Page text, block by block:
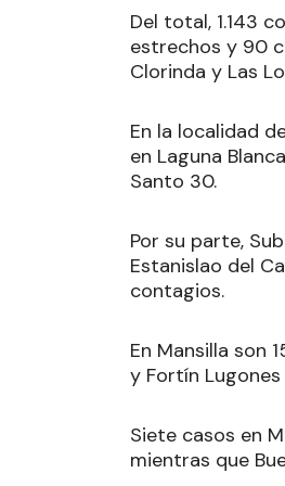
Del total, 1.143
estrechos y 90
Clorinda y Las
En la localidad
en Laguna
Santo 30.
Por su parte,
Estanislao del
contagios.
En Mansilla son
y Fortín
Siete casos en
mientras que